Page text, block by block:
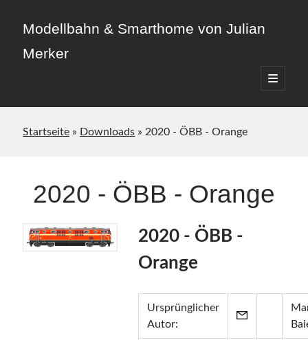
Modellbahn & Smarthome von Julian
Merker
open
primary
Sidebar
3D-Druck
Home Assistant
Modellbahn
Startseite » Downloads » 2020 - ÖBB - Orange
2020 - ÖBB - Orange
2020 - ÖBB -
Orange
Ursprünglicher
Autor: